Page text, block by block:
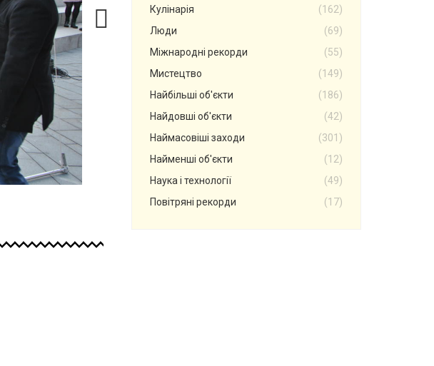
Кулінарія
(162)
Люди
(69)
Міжнародні рекорди
(55)
Мистецтво
(149)
Найбільші об'єкти
(186)
Найдовші об'єкти
(42)
Наймасовіші заходи
(301)
Найменші об'єкти
(12)
Наука і технології
(49)
Повітряні рекорди
(17)